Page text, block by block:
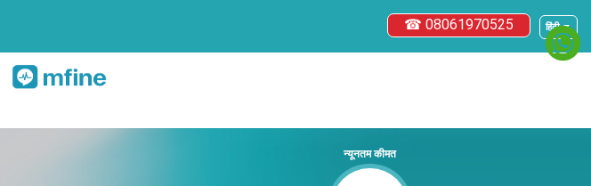
हिंदी ▼
☎ 08061970525
न्यूनतम कीमत